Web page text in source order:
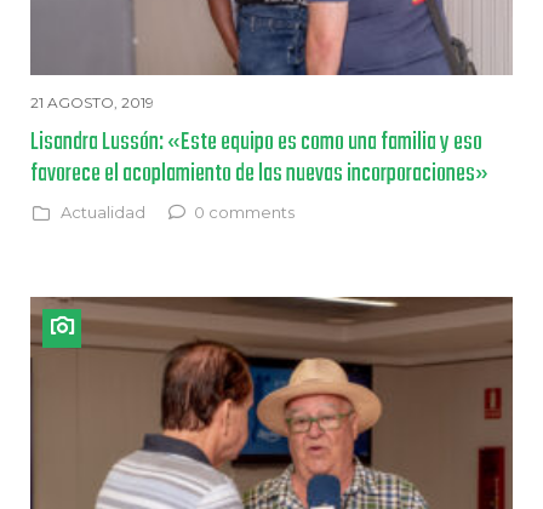
21 AGOSTO, 2019
Lisandra Lussón: «Este equipo es como una familia y eso
favorece el acoplamiento de las nuevas incorporaciones»
Actualidad 0 comments